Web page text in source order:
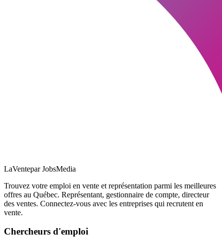
LaVentepar JobsMedia
Trouvez votre emploi en vente et représentation parmi les meilleures
offres au Québec. Représentant, gestionnaire de compte, directeur
des ventes. Connectez-vous avec les entreprises qui recrutent en
vente.
Chercheurs d'emploi